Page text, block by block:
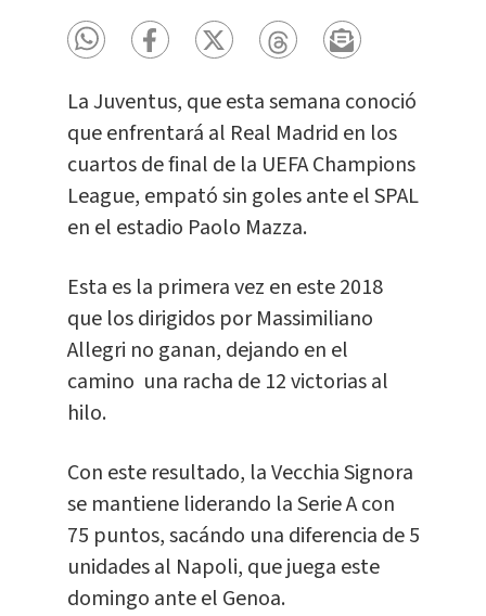
La Juventus, que esta semana conoció
que enfrentará al Real Madrid en los
cuartos de final de la UEFA Champions
League, empató sin goles ante el SPAL
en el estadio Paolo Mazza.
Esta es la primera vez en este 2018
que los dirigidos por Massimiliano
Allegri no ganan, dejando en el
camino una racha de 12 victorias al
hilo.
Con este resultado, la Vecchia Signora
se mantiene liderando la Serie A con
75 puntos, sacándo una diferencia de 5
unidades al Napoli, que juega este
domingo ante el Genoa.